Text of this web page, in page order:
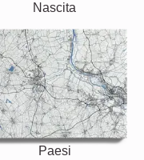
Nascita
Paesi